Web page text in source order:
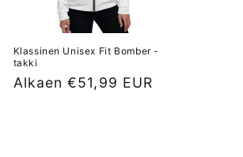
Klassinen Unisex Fit Bomber -
takki
Normaalihinta
Alkaen €51,99 EUR